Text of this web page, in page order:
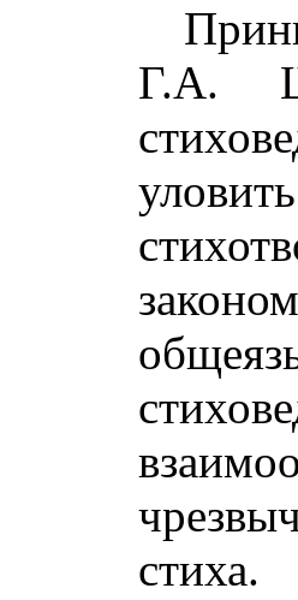
Г.А.
стиха.